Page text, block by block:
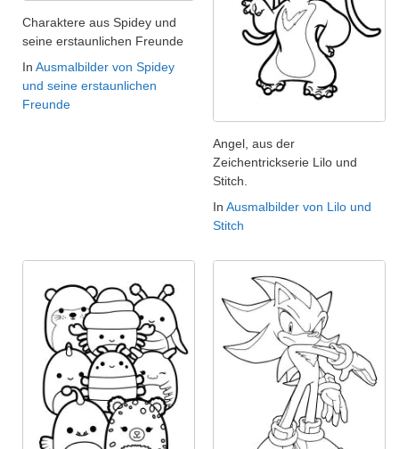
Charaktere aus Spidey und
seine erstaunlichen Freunde
In Ausmalbilder von Spidey
und seine erstaunlichen
Freunde
Angel, aus der
Zeichentrickserie Lilo und
Stitch.
In Ausmalbilder von Lilo und
Stitch